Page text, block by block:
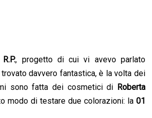
, progetto di cui vi avevo parlato
davvero fantastica, è la volta dei
sono fatta dei cosmetici di Roberta
modo di testare due colorazioni: la 01